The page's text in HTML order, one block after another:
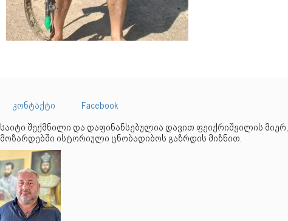
კონტაქტი
Facebook
საიტი შექმნილი და დაფინანსებულია დავით ფეიქრიშვილის მიერ,
მოზარდებში ისტორიული ცნობადიბოს გაზრდის მიზნით.